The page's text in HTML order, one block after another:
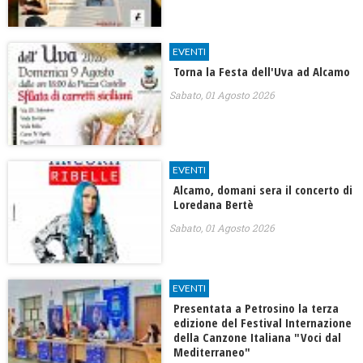
EVENTI
Torna la Festa dell'Uva ad Alcamo
Sabato, 01 Agosto 2026
EVENTI
Alcamo, domani sera il concerto di
Loredana Bertè
Sabato, 01 Agosto 2026
EVENTI
Presentata a Petrosino la terza
edizione del Festival Internazione
della Canzone Italiana "Voci dal
Mediterraneo"